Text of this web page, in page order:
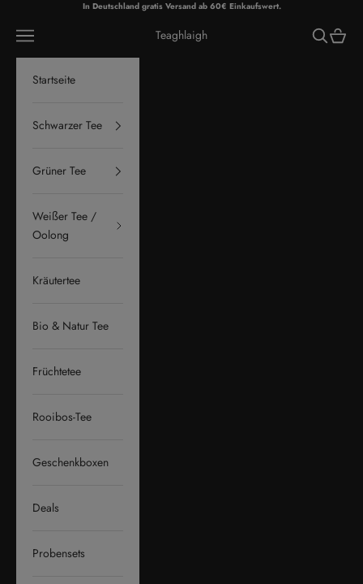
Zum Inhalt springenIn Deutschland gratis Versand ab 60€ Einkaufswert.
Teaghlaigh
Menü Suchen
Startseite
Schwarzer Tee
Grüner Tee
Weißer Tee /
Oolong
Kräutertee
Bio & Natur Tee
Früchtetee
Rooibos-Tee
Geschenkboxen
Deals
Probensets